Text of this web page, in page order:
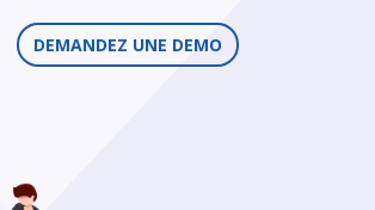
DEMANDEZ UNE DEMO